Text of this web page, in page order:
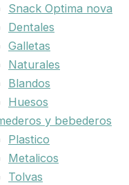
Snack Optima nova
Dentales
Galletas
Naturales
Blandos
Huesos
y bebederos
Plastico
Metalicos
Tolvas